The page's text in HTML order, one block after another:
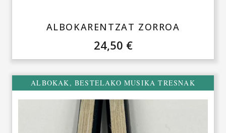
ALBOKARENTZAT ZORROA
24,50 €
ALBOKAK, BESTELAKO MUSIKA TRESNAK